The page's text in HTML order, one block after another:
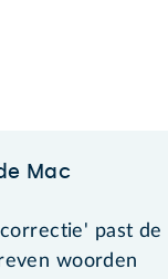
Mac
past de
woorden